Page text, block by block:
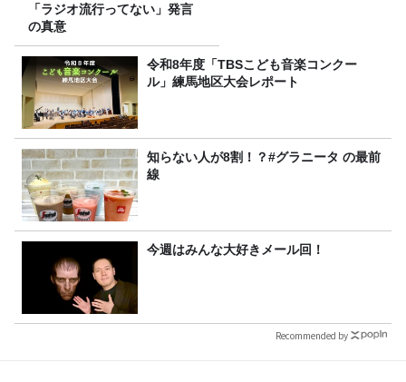
「ラジオ流行ってない」発言
の真意
令和8年度「TBSこども音楽コンクー
ル」練馬地区大会レポート
知らない人が8割！？#グラニータ の最前
線
今週はみんな大好きメール回！
Recommended by